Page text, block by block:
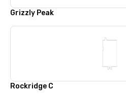
Grizzly Peak
Rockridge C